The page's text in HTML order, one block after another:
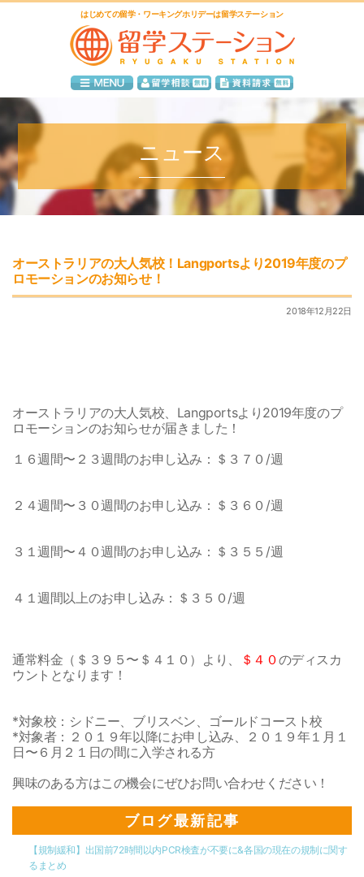
はじめての留学・ワーキングホリデーは留学ステーション
ニュース
オーストラリアの大人気校！Langportsより2019年度のプ
ロモーションのお知らせ！
2018年12月22日
オーストラリアの大人気校、Langportsより2019年度のプ
ロモーションのお知らせが届きました！
１６週間〜２３週間のお申し込み：＄３７０/週
２４週間〜３０週間のお申し込み：＄３６０/週
３１週間〜４０週間のお申し込み：＄３５５/週
４１週間以上のお申し込み：＄３５０/週
通常料金（＄３９５〜＄４１０）より、 ＄４０のディスカ
ウントとなります！
*対象校：シドニー、ブリスベン、ゴールドコースト校
*対象者：２０１９年以降にお申し込み、２０１９年１月１
日〜６月２１日の間に入学される方
興味のある方はこの機会にぜひお問い合わせください！
ブログ最新記事
【規制緩和】出国前72時間以内PCR検査が不要に&各国の現在の規制に関す
るまとめ